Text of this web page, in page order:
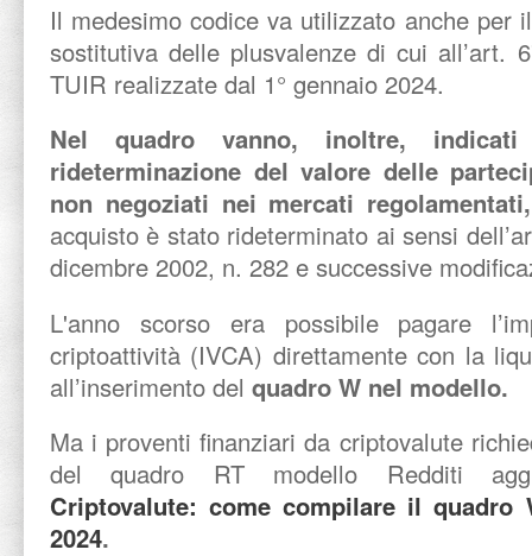
Il medesimo codice va utilizzato anche per
sostitutiva delle plusvalenze di cui all’art.
TUIR realizzate dal 1° gennaio 2024.
Nel quadro vanno, inoltre,
rideterminazione del valore delle
non negoziati nei mercati
acquisto è stato rideterminato ai sensi
dicembre 2002, n. 282 e successive
L'anno scorso era possibile pagare
criptoattività (IVCA) direttamente con la
all’inserimento del quadro W nel modello.
Ma i proventi finanziari da criptovalute
del quadro RT modello Redditi
Criptovalute: come compilare il quadro
2024.